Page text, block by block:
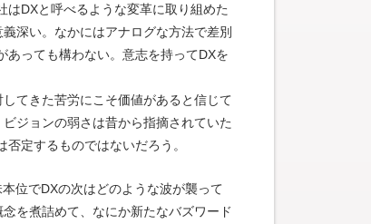
DXと呼べるような変革に取り組めた
深い。なかにはアナログな方法で差別
っても構わない。意志を持ってDXを
てきた苦労にこそ価値があると信じて
ジョンの弱さは昔から指摘されていた
定するものではないだろう。
位でDXの次はどのような波が襲って
を煮詰めて、なにか新たなバズワード